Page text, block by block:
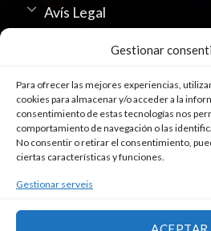
Gestionar
Para ofrecer las mejores experiencias,
cookies para almacenar y/o acceder a la
consentimiento de estas tecnologías nos
comportamiento de navegación o las
No consentir o retirar el consentimiento,
ciertas características y funciones.
Gestionar serveis
Avís Legal
Política de Privacitat
Us de Cookies
SEGUEIX-NOS A